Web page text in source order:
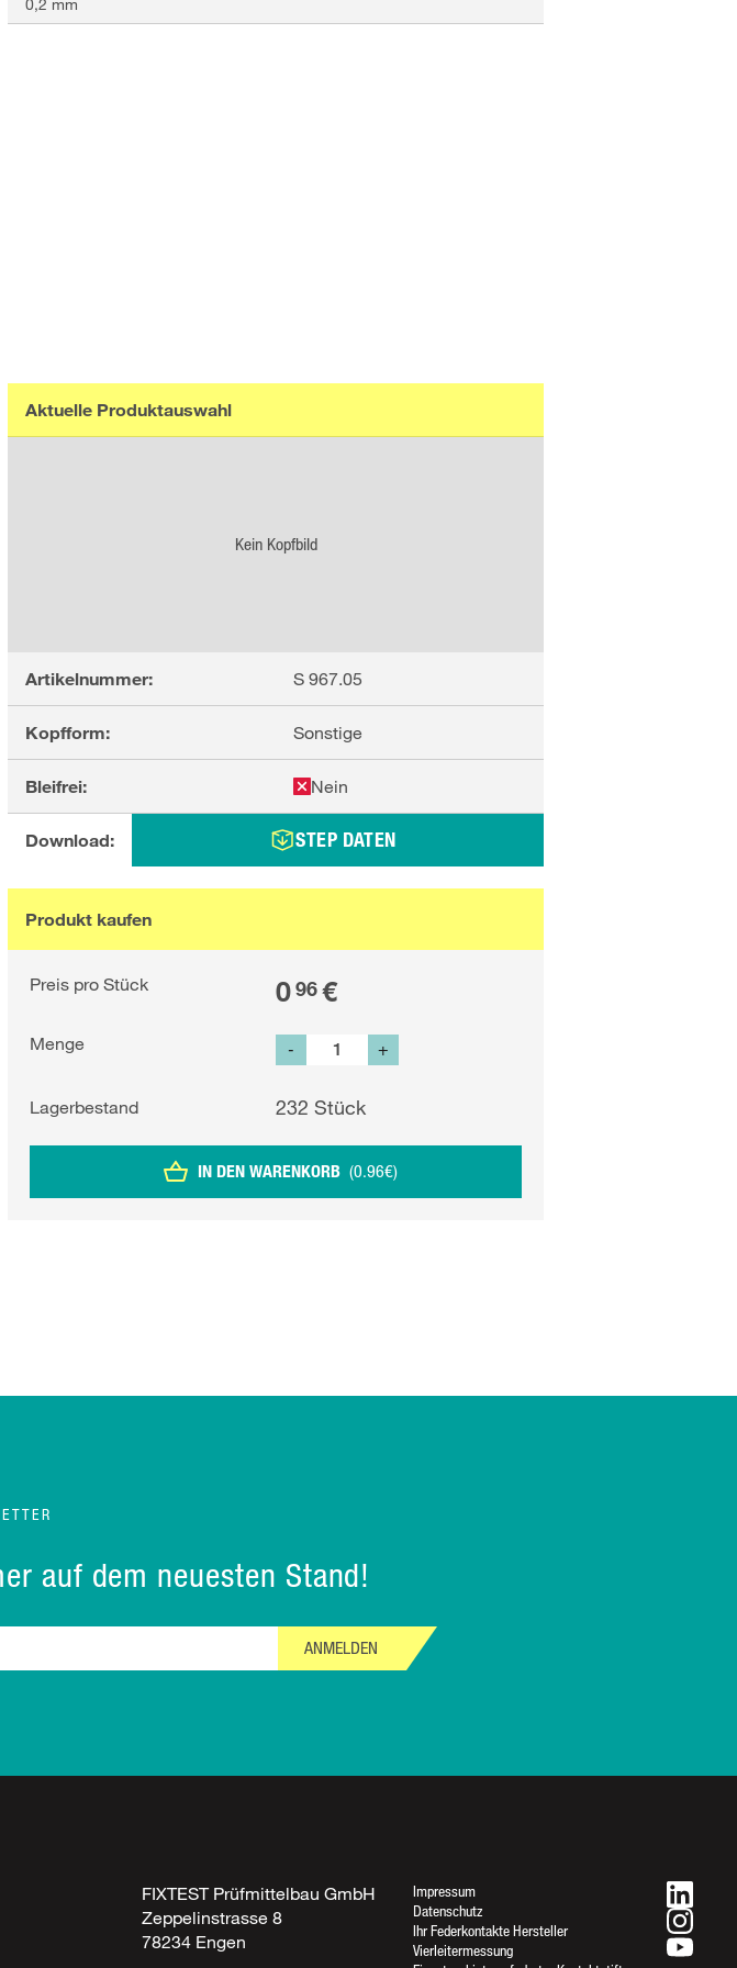
Rufen Sie uns an
0,2 mm
Aktuelle Produktauswahl
Kein Kopfbild
Artikelnummer: S 967.05
Kopfform: Sonstige
Bleifrei: Nein
Download: STEP DATEN
Produkt kaufen
Preis pro Stück 096€
Menge - +
Lagerbestand 232 Stück
IN DEN WARENKORB (0.96€)
auf dem neuesten Stand!
ANMELDEN
FIXTEST Prüfmittelbau GmbH
Zeppelinstrasse 8
78234 Engen
Impressum
Datenschutz
Ihr Federkontakte Hersteller
Vierleitermessung